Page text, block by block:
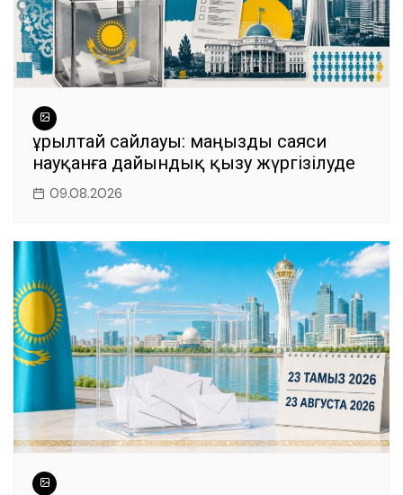
Құрылтай сайлауы: маңызды саяси
науқанға дайындық қызу жүргізілуде
09.08.2026